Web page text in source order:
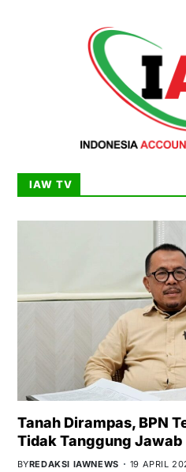
IAW TV
Tanah Dirampas, BPN
Tidak Tanggung Jawab
BYREDAKSI IAWNEWS 19 APRIL